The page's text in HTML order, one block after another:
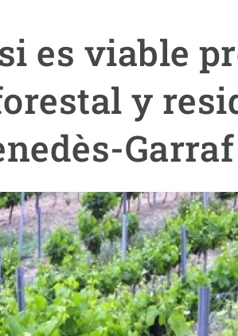
es viable
y
Garraf
Soluciones
Política y gestión
Estrategia
Pide tu
Programa
Un lugar
Te